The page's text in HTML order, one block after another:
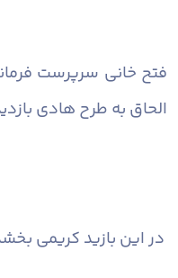
فتح خانی سرپرست
الحاق به طرح هادی
در این بازید کریمی